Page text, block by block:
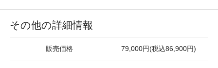
その他の詳細情報
販売価格 79,000円(税込86,900円)